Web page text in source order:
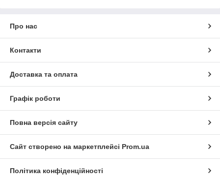
Про нас
Контакти
Доставка та оплата
Графік роботи
Повна версія сайту
Сайт створено на маркетплейсі Prom.ua
Політика конфіденційності